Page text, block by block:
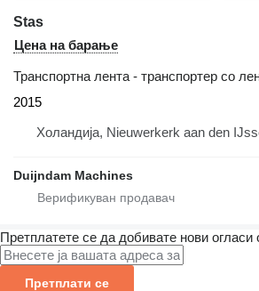
Stas
Цена на барање
Транспортна лента - транспортер со
2015
Холандија, Nieuwerkerk aan den
Duijndam Machines
Претплатете се да добивате нови огласи
Претплати се